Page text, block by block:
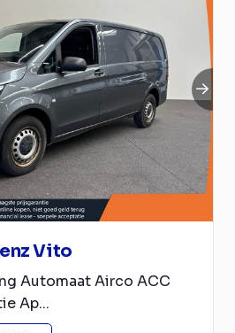
Vito
Automaat Airco ACC
Ap...